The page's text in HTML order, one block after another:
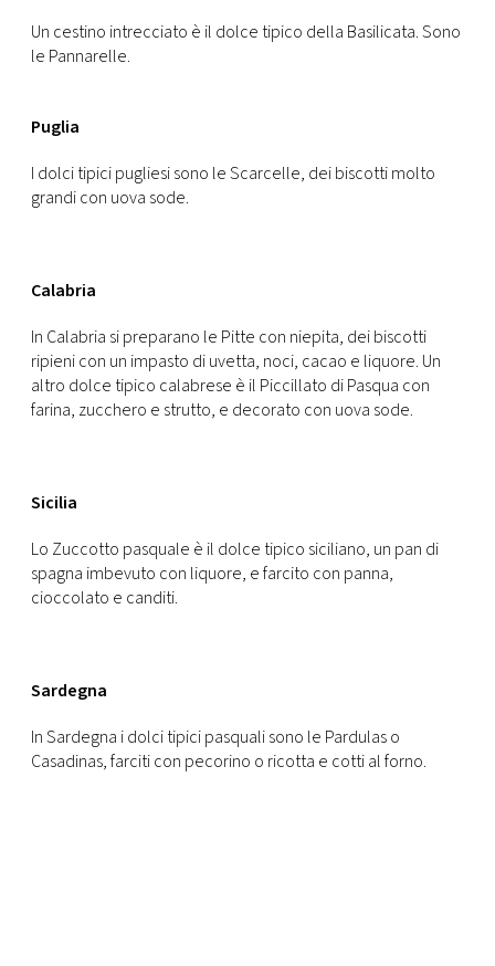
Un cestino intrecciato è il dolce tipico della Basilicata. Sono
le Pannarelle.
Puglia
I dolci tipici pugliesi sono le Scarcelle, dei biscotti molto
grandi con uova sode.
Calabria
In Calabria si preparano le Pitte con niepita, dei biscotti
ripieni con un impasto di uvetta, noci, cacao e liquore. Un
altro dolce tipico calabrese è il Piccillato di Pasqua con
farina, zucchero e strutto, e decorato con uova sode.
Sicilia
Lo Zuccotto pasquale è il dolce tipico siciliano, un pan di
spagna imbevuto con liquore, e farcito con panna,
cioccolato e canditi.
Sardegna
In Sardegna i dolci tipici pasquali sono le Pardulas o
Casadinas, farciti con pecorino o ricotta e cotti al forno.